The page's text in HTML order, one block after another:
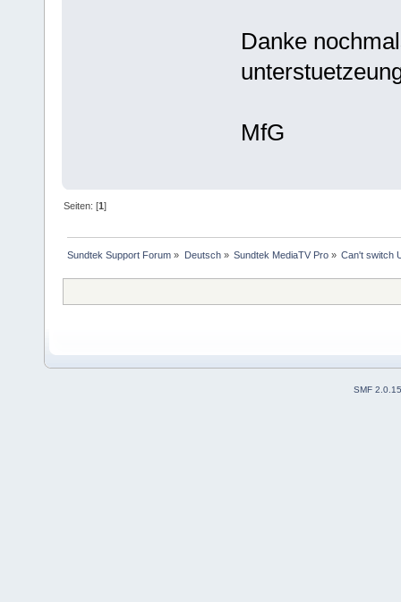
Danke
MfG
Seiten: [1]
Sundtek Support Forum » Deutsch» Sundtek MediaTV Pro» Can't switch
SMF 2.0.15